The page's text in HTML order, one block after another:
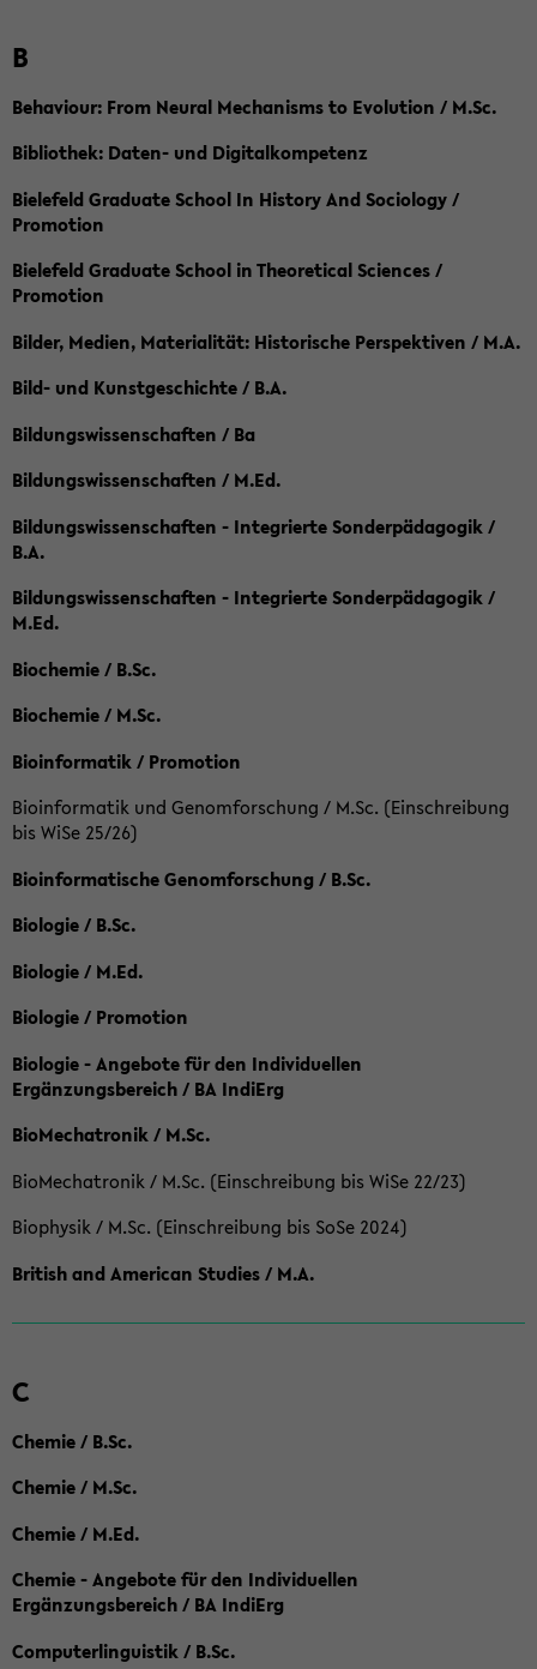
B
Behaviour: From Neural Mechanisms to Evolution / M.Sc.
Bibliothek: Daten- und Digitalkompetenz
Bielefeld Graduate School In History And Sociology /
Promotion
Bielefeld Graduate School in Theoretical Sciences /
Promotion
Bilder, Medien, Materialität: Historische Perspektiven / M.A.
Bild- und Kunstgeschichte / B.A.
Bildungswissenschaften / Ba
Bildungswissenschaften / M.Ed.
Bildungswissenschaften - Integrierte Sonderpädagogik /
B.A.
Bildungswissenschaften - Integrierte Sonderpädagogik /
M.Ed.
Biochemie / B.Sc.
Biochemie / M.Sc.
Bioinformatik / Promotion
Bioinformatik und Genomforschung / M.Sc. (Einschreibung
bis WiSe 25/26)
Bioinformatische Genomforschung / B.Sc.
Biologie / B.Sc.
Biologie / M.Ed.
Biologie / Promotion
Biologie - Angebote für den Individuellen
Ergänzungsbereich / BA IndiErg
BioMechatronik / M.Sc.
BioMechatronik / M.Sc. (Einschreibung bis WiSe 22/23)
Biophysik / M.Sc. (Einschreibung bis SoSe 2024)
British and American Studies / M.A.
C
Chemie / B.Sc.
Chemie / M.Sc.
Chemie / M.Ed.
Chemie - Angebote für den Individuellen
Ergänzungsbereich / BA IndiErg
Computerlinguistik / B.Sc.